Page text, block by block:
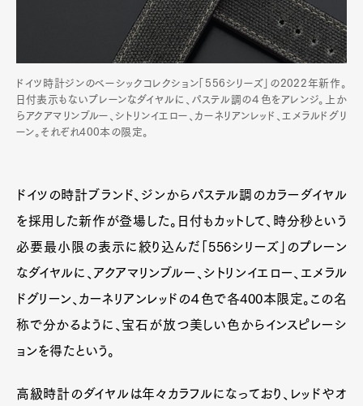
ドイツ時計ジンのベーシックコレクション「556シリーズ」の2022年新作。
日付表示もないプレーンなダイヤルに、パステル調の４色をアレンジ。上か
らアクアマリンブルー、シトリンイエロー、カーネリアンレッド、エメラルドグリ
ーン。それぞれ400本の限定。
ドイツの時計ブランド、ジンからパステル調のカラーダイヤル
を採用した新作が登場した。日付もカットして、時分秒という
必要最小限の表示に絞り込んだ「556シリーズ」のプレーン
なダイヤルに、アクアマリンブルー、シトリンイエロー、エメラル
ドグリーン、カーネリアンレッドの４色で各400本限定。この名
称で分かるように、宝石が放つ美しい色からインスピレーシ
ョンを得たという。
高級時計のダイヤルは年々カラフルになっており、レッドやオ